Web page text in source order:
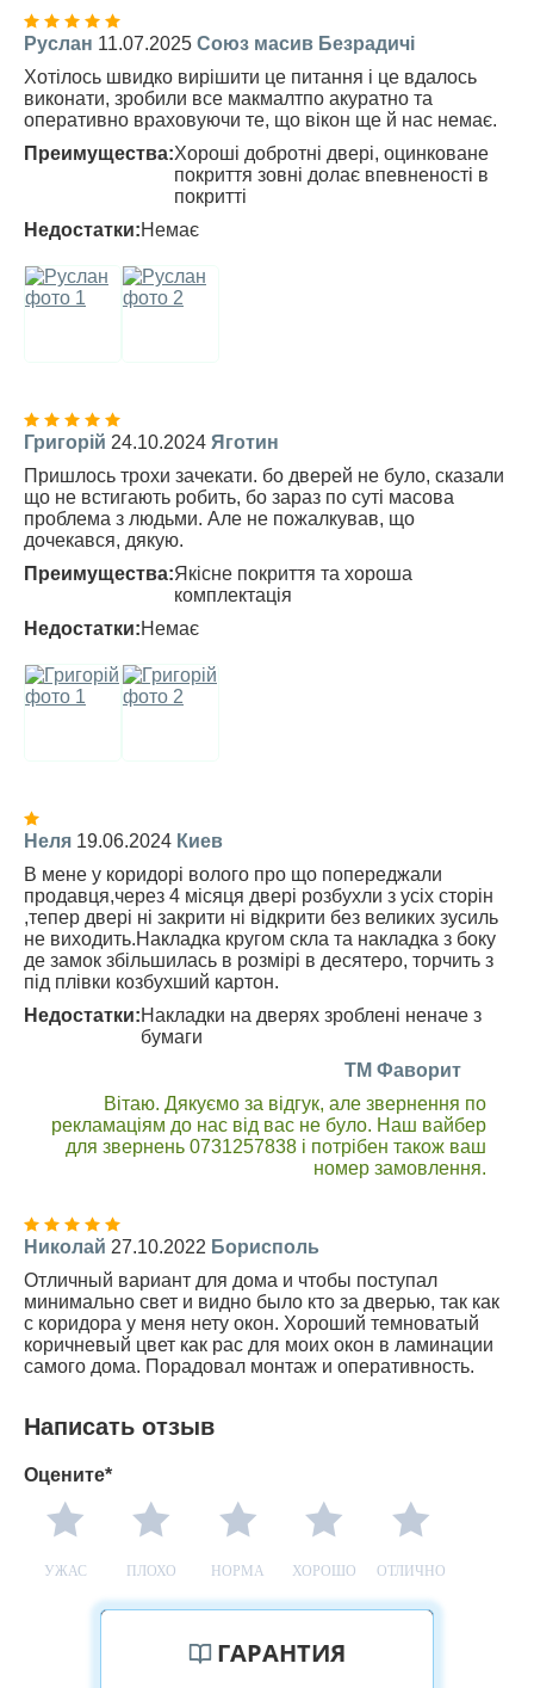
Руслан 11.07.2025 Союз масив Безрадичі
Хотілось швидко вирішити це питання і це вдалось
виконати, зробили все макмалтпо акуратно та
оперативно враховуючи те, що вікон ще й нас немає.
Преимущества:Хороші добротні двері, оцинковане
покриття зовні долає впевненості в
покритті
Недостатки:Немає
Григорій 24.10.2024 Яготин
Пришлось трохи зачекати. бо дверей не було, сказали
що не встигають робить, бо зараз по суті масова
проблема з людьми. Але не пожалкував, що
дочекався, дякую.
Преимущества:Якісне покриття та хороша
комплектація
Недостатки:Немає
Неля 19.06.2024 Киев
В мене у коридорі волого про що попереджали
продавця,через 4 місяця двері розбухли з усіх сторін
,тепер двері ні закрити ні відкрити без великих зусиль
не виходить.Накладка кругом скла та накладка з боку
де замок збільшилась в розмірі в десятеро, торчить з
під плівки козбухший картон.
Недостатки:Накладки на дверях зроблені неначе з
бумаги
TM Фаворит
Вітаю. Дякуємо за відгук, але звернення по
рекламаціям до нас від вас не було. Наш вайбер
для звернень 0731257838 і потрібен також ваш
номер замовлення.
Николай 27.10.2022 Борисполь
Отличный вариант для дома и чтобы поступал
минимально свет и видно было кто за дверью, так как
с коридора у меня нету окон. Хороший темноватый
коричневый цвет как рас для моих окон в ламинации
самого дома. Порадовал монтаж и оперативность.
Написать отзыв
Оцените*
УЖАС ПЛОХО НОРМА ХОРОШО ОТЛИЧНО
ГАРАНТИЯ